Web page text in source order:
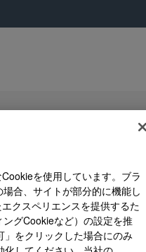
を使用しています。ブラ
合、サイトが部分的に機能し
クスペリエンスを提供するた
グCookieなど）の設定を推
をクリックした場合にのみ